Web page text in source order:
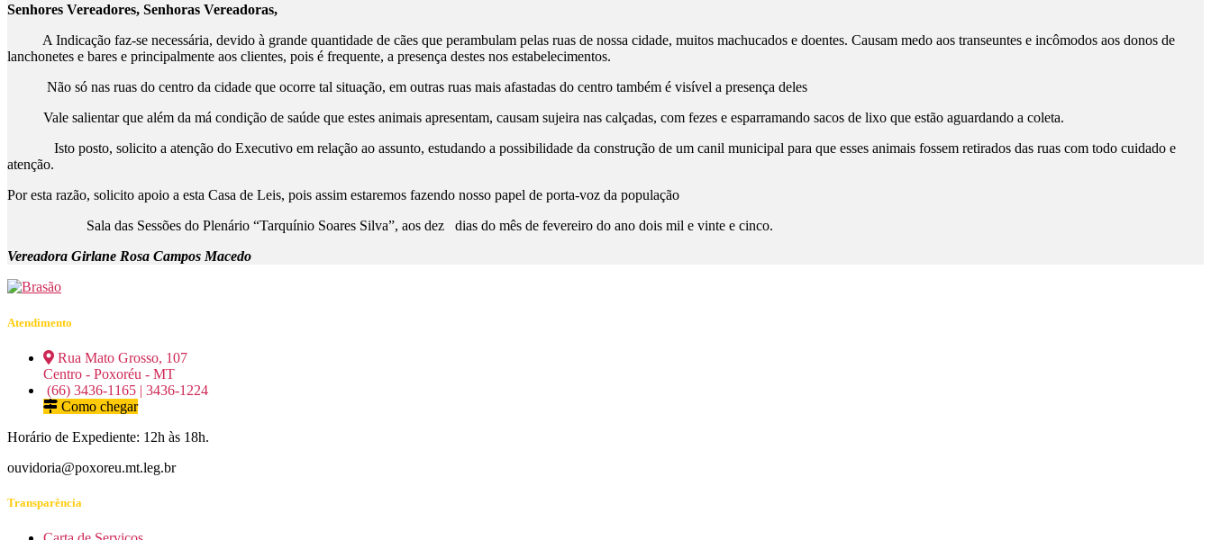
Senhores Vereadores, Senhoras Vereadoras,
A Indicação faz-se necessária, devido à grande quantidade de cães que perambulam pelas ruas de nossa cidade, muitos machucados e doentes. Causam medo aos transeuntes e incômodos aos donos de
lanchonetes e bares e principalmente aos clientes, pois é frequente, a presença destes nos estabelecimentos.
Não só nas ruas do centro da cidade que ocorre tal situação, em outras ruas mais afastadas do centro também é visível a presença deles
Vale salientar que além da má condição de saúde que estes animais apresentam, causam sujeira nas calçadas, com fezes e esparramando sacos de lixo que estão aguardando a coleta.
Isto posto, solicito a atenção do Executivo em relação ao assunto, estudando a possibilidade da construção de um canil municipal para que esses animais fossem retirados das ruas com todo cuidado e
atenção.
Por esta razão, solicito apoio a esta Casa de Leis, pois assim estaremos fazendo nosso papel de porta-voz da população
Sala das Sessões do Plenário “Tarquínio Soares Silva”, aos dez dias do mês de fevereiro do ano dois mil e vinte e cinco.
Vereadora Girlane Rosa Campos Macedo
Atendimento
Rua Mato Grosso, 107
Centro - Poxoréu - MT
(66) 3436-1165 | 3436-1224
Como chegar
Horário de Expediente: 12h às 18h.
ouvidoria@poxoreu.mt.leg.br
Transparência